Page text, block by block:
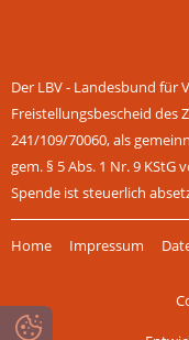
Der LBV - Landesbund für
Freistellungsbescheid des
241/109/70060, als
gem. § 5 Abs. 1 Nr. 9
Spende ist steuerlich
überspringen
Home Impressum